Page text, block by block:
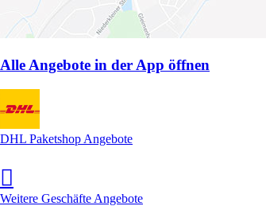
Alle Angebote in der App öffnen
DHL Paketshop Angebote
Weitere Geschäfte Angebote